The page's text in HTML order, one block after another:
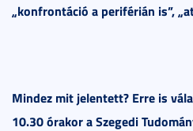
„konfrontáció a periférián is”,
Mindez mit jelentett? Erre is
10.30 órakor a Szegedi